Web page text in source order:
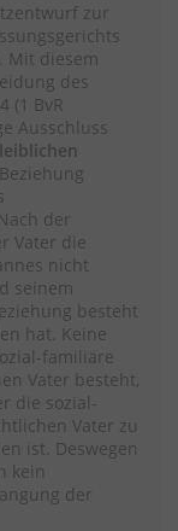
zur
Mit diesem
des
(1 BvR
Ausschluss
der
Vater die
nicht
seinem
besteht
hat. Keine
familiäre
Vater besteht,
die sozial-
Vater zu
ist. Deswegen
kein
der